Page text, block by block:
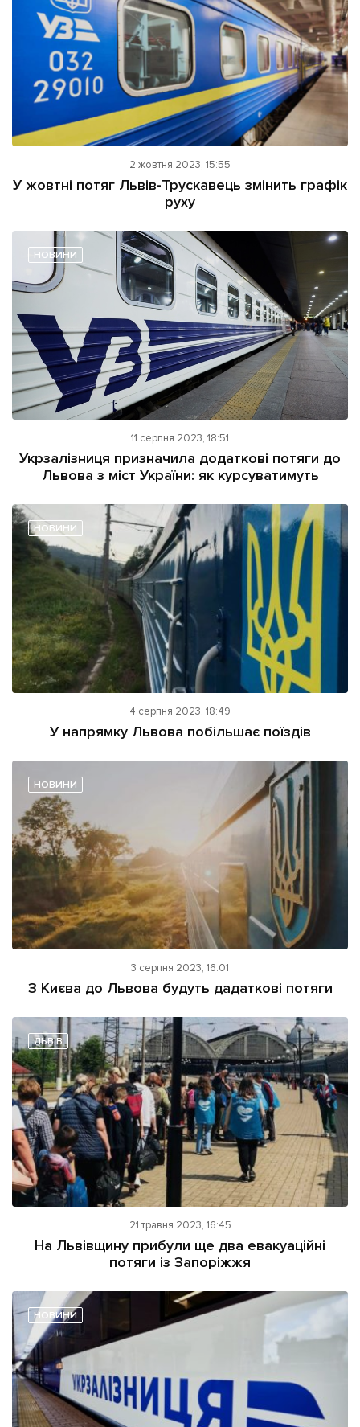
2 жовтня 2023, 15:55
У жовтні потяг Львів-Трускавець змінить графік
руху
НОВИНИ
11 серпня 2023, 18:51
Укрзалізниця призначила додаткові потяги до
Львова з міст України: як курсуватимуть
НОВИНИ
4 серпня 2023, 18:49
У напрямку Львова побільшає поїздів
НОВИНИ
3 серпня 2023, 16:01
З Києва до Львова будуть дадаткові потяги
ЛЬВІВ
21 травня 2023, 16:45
На Львівщину прибули ще два евакуаційні
потяги із Запоріжжя
НОВИНИ